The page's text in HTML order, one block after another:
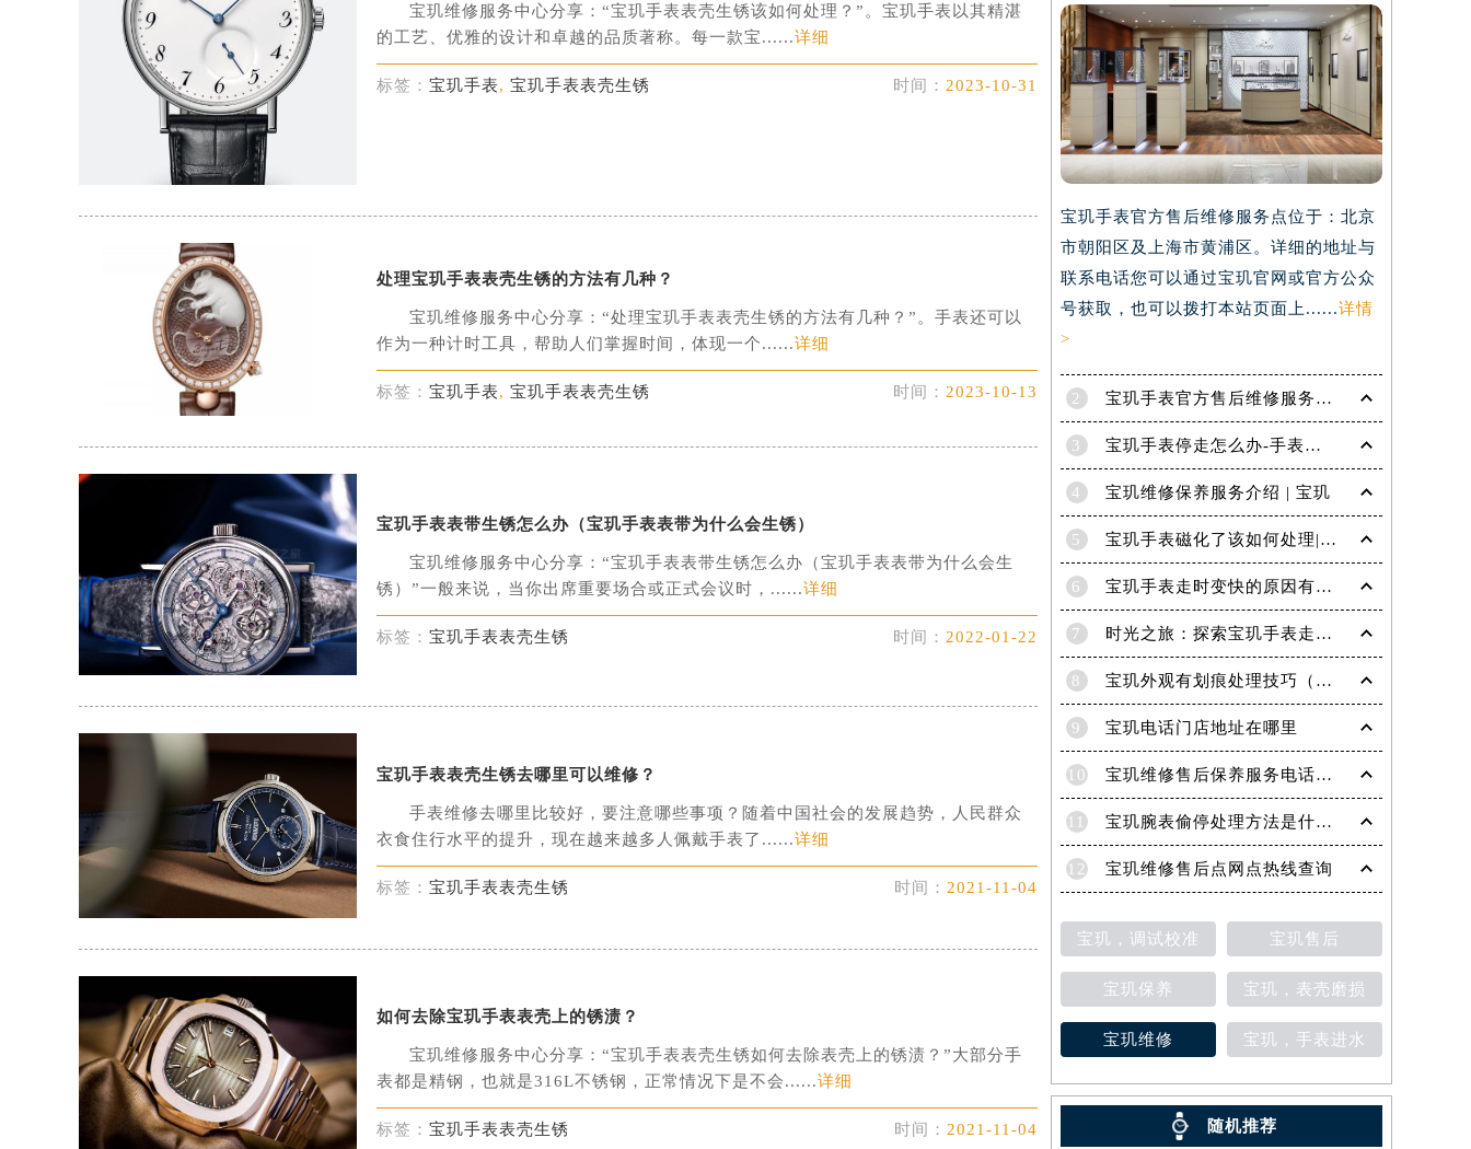
宝玑维修服务中心分享：“宝玑手表表壳生锈该如何处理？”。宝玑手表以其精湛
的工艺、优雅的设计和卓越的品质著称。每一款宝......详细
标签： 宝玑手表, 宝玑手表表壳生锈 时间： 2023-10-31
处理宝玑手表表壳生锈的方法有几种？
宝玑维修服务中心分享：“处理宝玑手表表壳生锈的方法有几种？”。手表还可以
作为一种计时工具，帮助人们掌握时间，体现一个......详细
标签： 宝玑手表, 宝玑手表表壳生锈 时间： 2023-10-13
宝玑手表表带生锈怎么办（宝玑手表表带为什么会生锈）
宝玑维修服务中心分享：“宝玑手表表带生锈怎么办（宝玑手表表带为什么会生
锈）”一般来说，当你出席重要场合或正式会议时，......详细
标签： 宝玑手表表壳生锈 时间： 2022-01-22
宝玑手表表壳生锈去哪里可以维修？
手表维修去哪里比较好，要注意哪些事项？随着中国社会的发展趋势，人民群众
衣食住行水平的提升，现在越来越多人佩戴手表了......详细
标签： 宝玑手表表壳生锈 时间： 2021-11-04
如何去除宝玑手表表壳上的锈渍？
宝玑维修服务中心分享：“宝玑手表表壳生锈如何去除表壳上的锈渍？”大部分手
表都是精钢，也就是316L不锈钢，正常情况下是不会......详细
标签： 宝玑手表表壳生锈 时间： 2021-11-04
宝玑手表官方售后维修服务点位于：北京
市朝阳区及上海市黄浦区。详细的地址与
联系电话您可以通过宝玑官网或官方公众
号获取，也可以拨打本站页面上......详情
>
2 宝玑手表官方售后维修服务点电话是多少？
3 宝玑手表停走怎么办-手表停走的解决方法
4 宝玑维修保养服务介绍 | 宝玑
5 宝玑手表磁化了该如何处理|宝玑技师为您讲解
6 宝玑手表走时变快的原因有哪些？
7 时光之旅：探索宝玑手表走时的秘密
8 宝玑外观有划痕处理技巧（轻松修复爱表的实用方法）
9 宝玑电话门店地址在哪里
10 宝玑维修售后保养服务电话是多少
11 宝玑腕表偷停处理方法是什么（专业维修指南与常见故障排查）
12 宝玑维修售后点网点热线查询
宝玑，调试校准 宝玑售后
宝玑保养 宝玑，表壳磨损
宝玑维修 宝玑，手表进水
随机推荐